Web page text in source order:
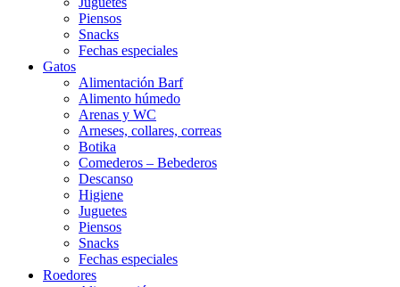
Piensos
Snacks
Fechas especiales
Gatos
Alimentación Barf
Alimento húmedo
Arenas y WC
Arneses, collares, correas
Botika
Comederos – Bebederos
Descanso
Higiene
Juguetes
Piensos
Snacks
Fechas especiales
Roedores